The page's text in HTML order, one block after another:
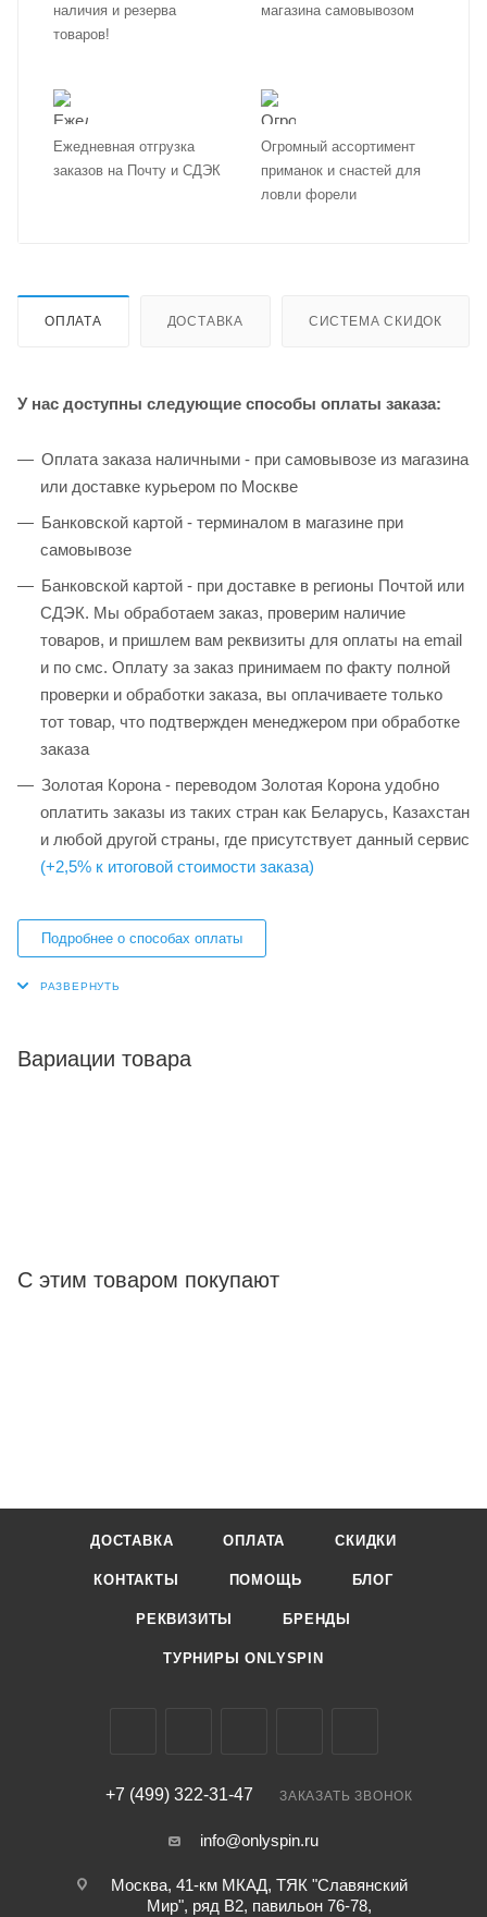
наличия и резерва
товаров!
магазина самовывозом
Ежедневная отгрузка
заказов на Почту и СДЭК
Огромный ассортимент
приманок и снастей для
ловли форели
ОПЛАТА ДОСТАВКА СИСТЕМА СКИДОК
У нас доступны следующие способы оплаты заказа:
Оплата заказа наличными - при самовывозе из магазина
или доставке курьером по Москве
Банковской картой - терминалом в магазине при
самовывозе
Банковской картой - при доставке в регионы Почтой или
СДЭК. Мы обработаем заказ, проверим наличие
товаров, и пришлем вам реквизиты для оплаты на email
и по смс. Оплату за заказ принимаем по факту полной
проверки и обработки заказа, вы оплачиваете только
тот товар, что подтвержден менеджером при обработке
заказа
Золотая Корона - переводом Золотая Корона удобно
оплатить заказы из таких стран как Беларусь, Казахстан
и любой другой страны, где присутствует данный сервис
(+2,5% к итоговой стоимости заказа)
Подробнее о способах оплаты
Вариации товара
С этим товаром покупают
ДОСТАВКА ОПЛАТА СКИДКИ
КОНТАКТЫ ПОМОЩЬ БЛОГ
РЕКВИЗИТЫ БРЕНДЫ
ТУРНИРЫ ONLYSPIN
+7 (499) 322-31-47 ЗАКАЗАТЬ ЗВОНОК
info@onlyspin.ru
Москва, 41-км МКАД, ТЯК "Славянский
Мир", ряд В2, павильон 76-78,